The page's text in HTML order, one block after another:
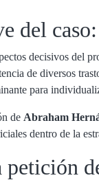
del
decisivos del
de diversos
para
de Abraham
dentro de la
petición